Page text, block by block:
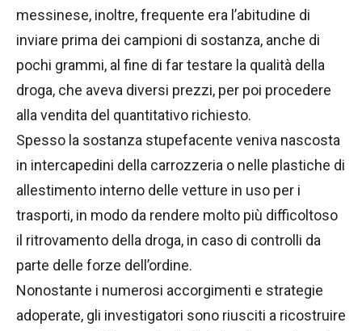
messinese, inoltre, frequente era l’abitudine di
inviare prima dei campioni di sostanza, anche di
pochi grammi, al fine di far testare la qualità della
droga, che aveva diversi prezzi, per poi procedere
alla vendita del quantitativo richiesto.
Spesso la sostanza stupefacente veniva nascosta
in intercapedini della carrozzeria o nelle plastiche di
allestimento interno delle vetture in uso per i
trasporti, in modo da rendere molto più difficoltoso
il ritrovamento della droga, in caso di controlli da
parte delle forze dell’ordine.
Nonostante i numerosi accorgimenti e strategie
adoperate, gli investigatori sono riusciti a ricostruire